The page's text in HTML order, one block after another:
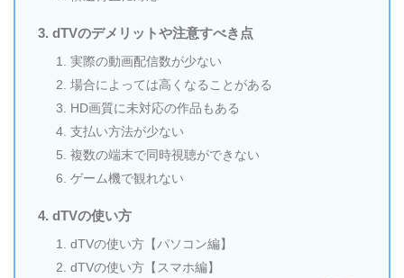
dTVのデメリットや注意すべき点
実際の動画配信数が少ない
場合によっては高くなることがある
HD画質に未対応の作品もある
支払い方法が少ない
複数の端末で同時視聴ができない
ゲーム機で観れない
dTVの使い方
dTVの使い方【パソコン編】
dTVの使い方【スマホ編】